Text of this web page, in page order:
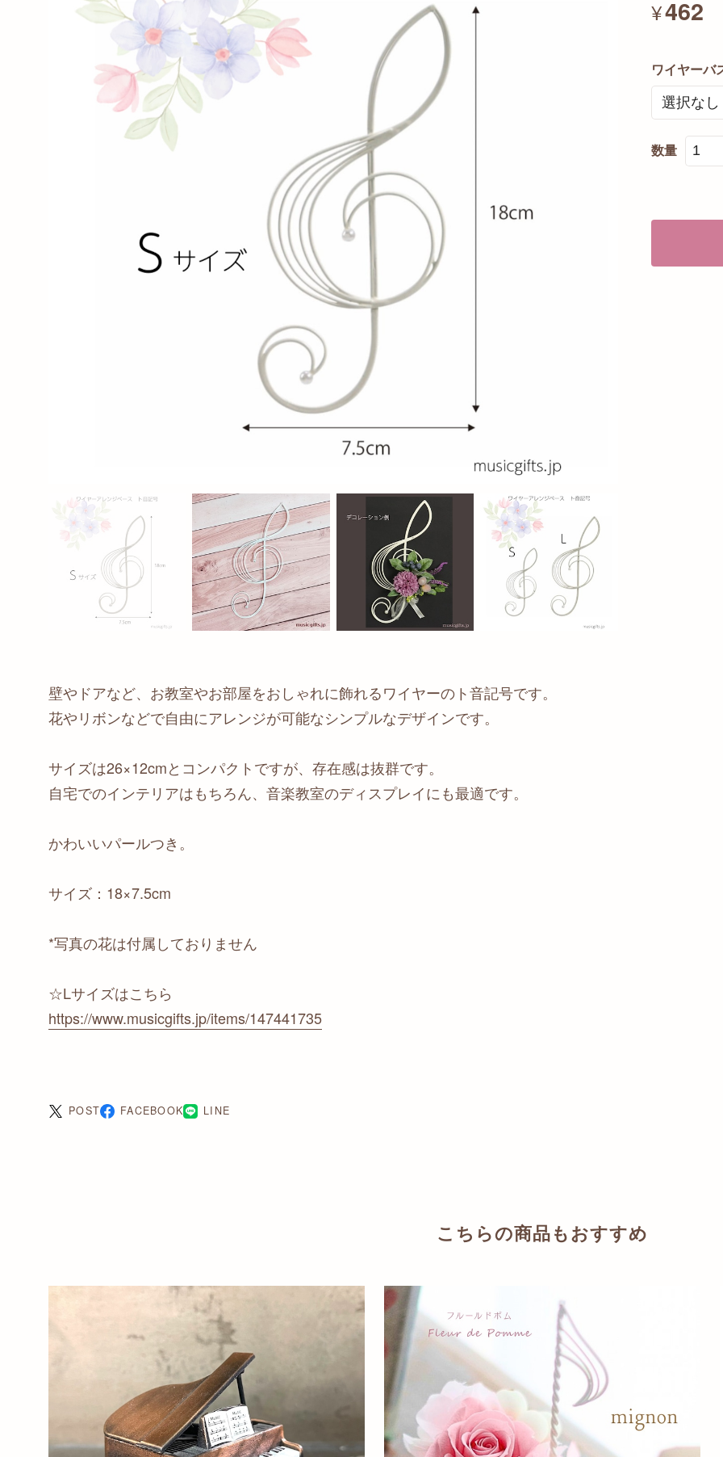
¥462
ワイヤーバ
数量
壁やドアなど、お教室やお部屋をおしゃれに飾れるワイヤーのト音記号です。
花やリボンなどで自由にアレンジが可能なシンプルなデザインです。
サイズは26×12cmとコンパクトですが、存在感は抜群です。
自宅でのインテリアはもちろん、音楽教室のディスプレイにも最適です。
かわいいパールつき。
サイズ：18×7.5cm
*写真の花は付属しておりません
☆Lサイズはこちら
https://www.musicgifts.jp/items/147441735
POST FACEBOOK LINE
こちらの商品もおすすめ